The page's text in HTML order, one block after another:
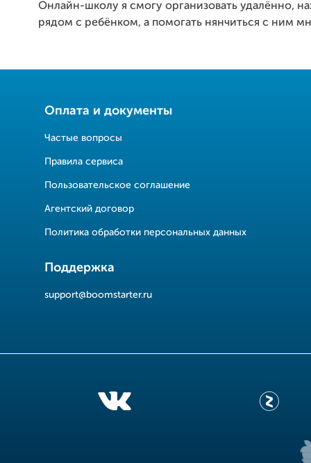
Онлайн-школу я смогу организовать удалённо,
рядом с ребёнком, а помогать нянчиться с ним
Оплата и документы
Частые вопросы
Правила сервиса
Пользовательское соглашение
Агентский договор
Политика обработки персональных данных
Поддержка
support@boomstarter.ru